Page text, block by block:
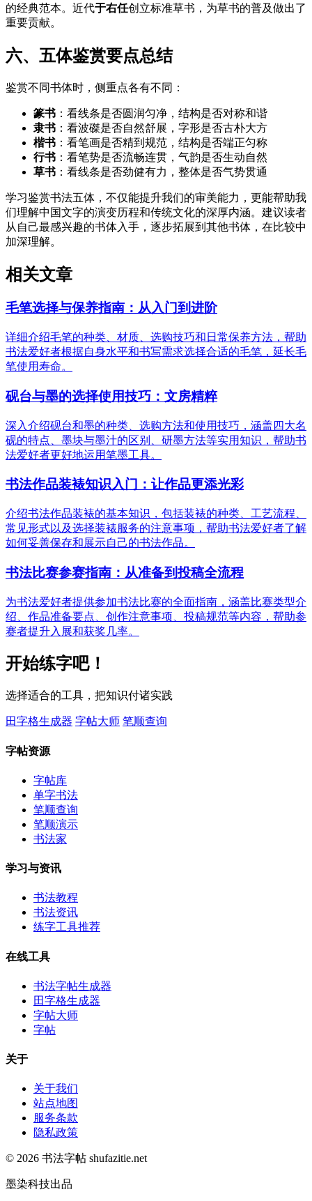
的经典范本。近代于右任创立标准草书，为草书的普及做出了
重要贡献。
六、五体鉴赏要点总结
鉴赏不同书体时，侧重点各有不同：
篆书 ：看线条是否圆润匀净，结构是否对称和谐
隶书 ：看波磔是否自然舒展，字形是否古朴大方
楷书 ：看笔画是否精到规范，结构是否端正匀称
行书 ：看笔势是否流畅连贯，气韵是否生动自然
草书 ：看线条是否劲健有力，整体是否气势贯通
学习鉴赏书法五体，不仅能提升我们的审美能力，更能帮助我
们理解中国文字的演变历程和传统文化的深厚内涵。建议读者
从自己最感兴趣的书体入手，逐步拓展到其他书体，在比较中
加深理解。
相关文章
毛笔选择与保养指南：从入门到进阶
详细介绍毛笔的种类、材质、选购技巧和日常保养方法，帮助
书法爱好者根据自身水平和书写需求选择合适的毛笔，延长毛
笔使用寿命。
砚台与墨的选择使用技巧：文房精粹
深入介绍砚台和墨的种类、选购方法和使用技巧，涵盖四大名
砚的特点、墨块与墨汁的区别、研墨方法等实用知识，帮助书
法爱好者更好地运用笔墨工具。
书法作品装裱知识入门：让作品更添光彩
介绍书法作品装裱的基本知识，包括装裱的种类、工艺流程、
常见形式以及选择装裱服务的注意事项，帮助书法爱好者了解
如何妥善保存和展示自己的书法作品。
书法比赛参赛指南：从准备到投稿全流程
为书法爱好者提供参加书法比赛的全面指南，涵盖比赛类型介
绍、作品准备要点、创作注意事项、投稿规范等内容，帮助参
赛者提升入展和获奖几率。
开始练字吧！
选择适合的工具，把知识付诸实践
田字格生成器 字帖大师 笔顺查询
字帖资源
字帖库
单字书法
笔顺查询
笔顺演示
书法家
学习与资讯
书法教程
书法资讯
练字工具推荐
在线工具
书法字帖生成器
田字格生成器
字帖大师
字帖
关于
关于我们
站点地图
服务条款
隐私政策
© 2026 书法字帖 shufazitie.net
墨染科技出品